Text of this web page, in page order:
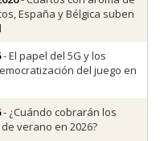
España y Bélgica suben
- El papel del 5G y los
del juego en
- ¿Cuándo cobrarán los
verano en 2026?